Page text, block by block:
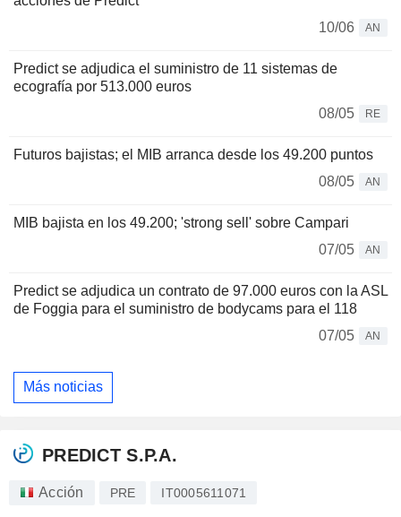
10/06
AN
Predict se adjudica el suministro de 11 sistemas de
ecografía por 513.000 euros
08/05
RE
Futuros bajistas; el MIB arranca desde los 49.200 puntos
08/05
AN
MIB bajista en los 49.200; 'strong sell' sobre Campari
07/05
AN
Predict se adjudica un contrato de 97.000 euros con la ASL
de Foggia para el suministro de bodycams para el 118
07/05
AN
Más noticias
PREDICT S.P.A.
Acción PRE IT0005611071